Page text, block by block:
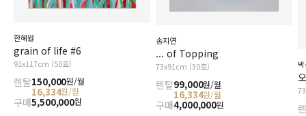
한혜원
grain of life #6
91x117cm (50호)
렌탈150,000원/월
16,334원/월
구매5,500,000원
송지연
... of Topping
73x91cm (30호)
렌탈99,000원/월
16,334원/월
구매4,000,000원